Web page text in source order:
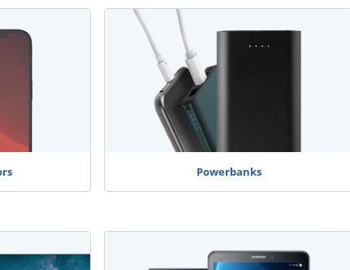
Powerbanks